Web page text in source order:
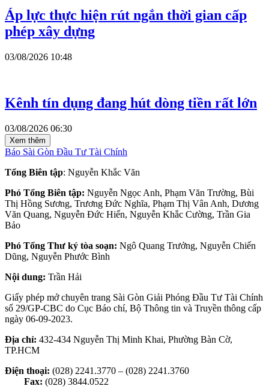
Áp lực thực hiện rút ngắn thời gian cấp
phép xây dựng
03/08/2026 10:48
Kênh tín dụng đang hút dòng tiền rất lớn
03/08/2026 06:30
Xem thêm
Báo Sài Gòn Đầu Tư Tài Chính
Tổng Biên tập: Nguyễn Khắc Văn
Phó Tổng Biên tập: Nguyễn Ngọc Anh, Phạm Văn Trường, Bùi
Thị Hồng Sương, Trương Đức Nghĩa, Phạm Thị Vân Anh, Dương
Văn Quang, Nguyễn Đức Hiển, Nguyễn Khắc Cường, Trần Gia
Bảo
Phó Tổng Thư ký tòa soạn: Ngô Quang Trưởng, Nguyễn Chiến
Dũng, Nguyễn Phước Bình
Nội dung: Trần Hải
Giấy phép mở chuyên trang Sài Gòn Giải Phóng Đầu Tư Tài Chính
số 29/GP-CBC do Cục Báo chí, Bộ Thông tin và Truyền thông cấp
ngày 06-09-2023.
Địa chỉ: 432-434 Nguyễn Thị Minh Khai, Phường Bàn Cờ,
TP.HCM
Điện thoại: (028) 2241.3770 – (028) 2241.3760
Fax: (028) 3844.0522